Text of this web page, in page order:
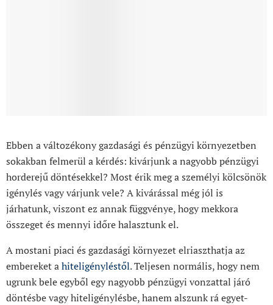
Ebben a változékony gazdasági és pénzügyi környezetben
sokakban felmerül a kérdés: kivárjunk a nagyobb pénzügyi
horderejű döntésekkel? Most érik meg a személyi kölcsönök
igénylés vagy várjunk vele? A kivárással még jól is
járhatunk, viszont ez annak függvénye, hogy mekkora
összeget és mennyi időre halasztunk el.
A mostani piaci és gazdasági környezet elriaszthatja az
embereket ahiteligényléstől. Teljesen normális, hogy nem
ugrunk bele egyből egy nagyobb pénzügyi vonzattal járó
döntésbe vagy hiteligénylésbe, hanem alszunk rá egyet-